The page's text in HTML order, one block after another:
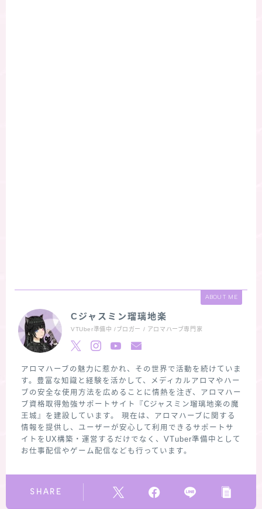
ABOUT ME
Cジャスミン瑠璃地楽
VTUber準備中 /ブロガー / アロマハーブ専門家
アロマハーブの魅力に惹かれ、その世界で活動を続けていま
す。豊富な知識と経験を活かして、メディカルアロマやハー
ブの安全な使用方法を広めることに情熱を注ぎ、アロマハー
ブ資格取得勉強サポートサイト『Cジャスミン瑠璃地楽の魔
王城』を建設しています。 現在は、アロマハーブに関する
情報を提供し、ユーザーが安心して利用できるサポートサ
イトをUX構築・運営するだけでなく、VTuber準備中として
お仕事配信やゲーム配信なども行っています。
SHARE